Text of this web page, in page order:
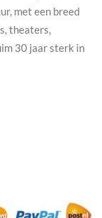
met een breed
theaters,
30 jaar sterk in